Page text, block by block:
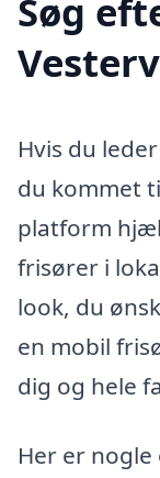
Søg
Hvis du
du kommet
platform
frisører i
look, du
en mobil
dig og hele
Her er